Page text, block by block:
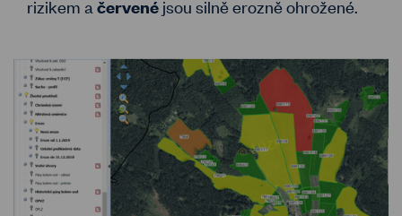
rizikem a červené jsou silně erozně ohrožené.